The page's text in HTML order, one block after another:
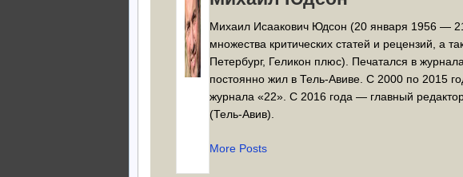
Михаил Исаакович Юдсон (20 января 1956 —
множества критических статей и рецензий, а
Петербург, Геликон плюс). Печатался в
постоянно жил в Тель-Авиве. С 2000 по 2015
журнала «22». С 2016 года — главный
(Тель-Авив).
More Posts